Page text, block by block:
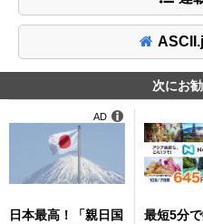
次にお
日本最高！「親日国
AD
最短5分